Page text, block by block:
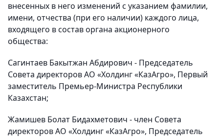
внесенных в него изменений с указанием фамилии,
имени, отчества (при его наличии) каждого лица,
входящего в состав органа акционерного
общества:
Сагинтаев Бакытжан Абдирович - Председатель
Совета директоров АО «Холдинг «КазАгро», Первый
заместитель Премьер-Министра Республики
Казахстан;
Жамишев Болат Бидахметович - член Совета
директоров АО «Холдинг «КазАгро», Председатель